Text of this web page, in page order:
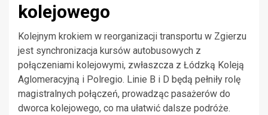
kolejowego
Kolejnym krokiem w reorganizacji transportu w Zgierzu
jest synchronizacja kursów autobusowych z
połączeniami kolejowymi, zwłaszcza z Łódzką Koleją
Aglomeracyjną i Polregio. Linie B i D będą pełniły rolę
magistralnych połączeń, prowadząc pasażerów do
dworca kolejowego, co ma ułatwić dalsze podróże.